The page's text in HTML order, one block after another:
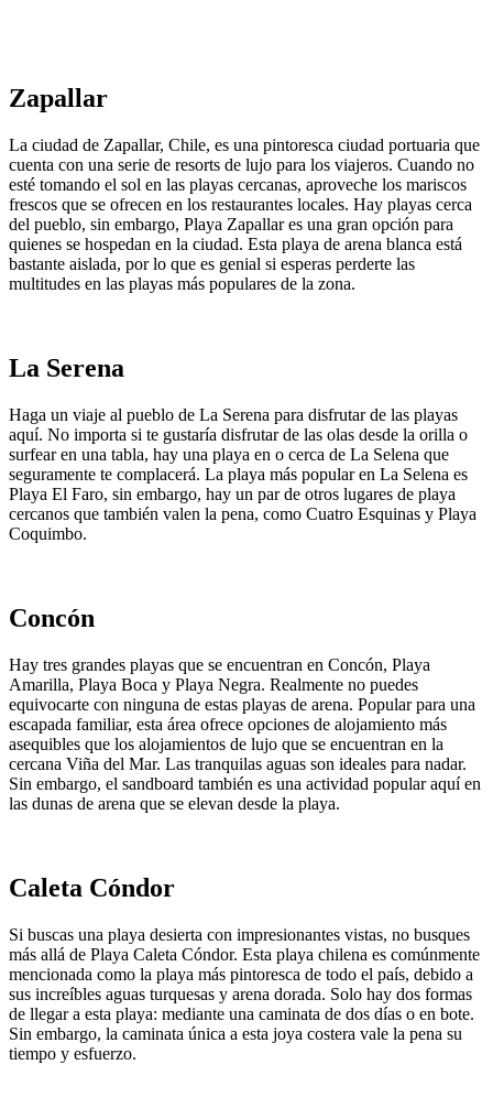
Zapallar
La ciudad de Zapallar, Chile, es una pintoresca ciudad portuaria que
cuenta con una serie de resorts de lujo para los viajeros. Cuando no
esté tomando el sol en las playas cercanas, aproveche los mariscos
frescos que se ofrecen en los restaurantes locales. Hay playas cerca
del pueblo, sin embargo, Playa Zapallar es una gran opción para
quienes se hospedan en la ciudad. Esta playa de arena blanca está
bastante aislada, por lo que es genial si esperas perderte las
multitudes en las playas más populares de la zona.
La Serena
Haga un viaje al pueblo de La Serena para disfrutar de las playas
aquí. No importa si te gustaría disfrutar de las olas desde la orilla o
surfear en una tabla, hay una playa en o cerca de La Selena que
seguramente te complacerá. La playa más popular en La Selena es
Playa El Faro, sin embargo, hay un par de otros lugares de playa
cercanos que también valen la pena, como Cuatro Esquinas y Playa
Coquimbo.
Concón
Hay tres grandes playas que se encuentran en Concón, Playa
Amarilla, Playa Boca y Playa Negra. Realmente no puedes
equivocarte con ninguna de estas playas de arena. Popular para una
escapada familiar, esta área ofrece opciones de alojamiento más
asequibles que los alojamientos de lujo que se encuentran en la
cercana Viña del Mar. Las tranquilas aguas son ideales para nadar.
Sin embargo, el sandboard también es una actividad popular aquí en
las dunas de arena que se elevan desde la playa.
Caleta Cóndor
Si buscas una playa desierta con impresionantes vistas, no busques
más allá de Playa Caleta Cóndor. Esta playa chilena es comúnmente
mencionada como la playa más pintoresca de todo el país, debido a
sus increíbles aguas turquesas y arena dorada. Solo hay dos formas
de llegar a esta playa: mediante una caminata de dos días o en bote.
Sin embargo, la caminata única a esta joya costera vale la pena su
tiempo y esfuerzo.